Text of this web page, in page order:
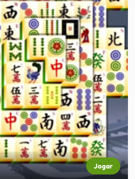
Jogar